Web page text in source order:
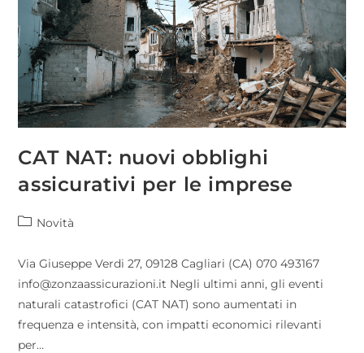
CAT NAT: nuovi obblighi
assicurativi per le imprese
Novità
Via Giuseppe Verdi 27, 09128 Cagliari (CA) 070 493167
info@zonzaassicurazioni.it Negli ultimi anni, gli eventi
naturali catastrofici (CAT NAT) sono aumentati in
frequenza e intensità, con impatti economici rilevanti
per…